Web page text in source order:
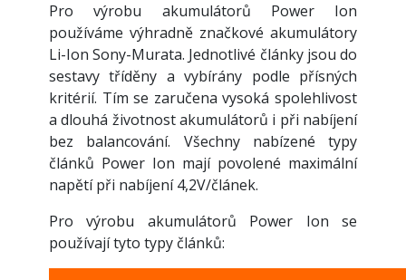
Pro výrobu akumulátorů Power Ion
používáme výhradně značkové akumulátory
Li-Ion Sony-Murata. Jednotlivé články jsou do
sestavy tříděny a vybírány podle přísných
kritérií. Tím se zaručena vysoká spolehlivost
a dlouhá životnost akumulátorů i při nabíjení
bez balancování. Všechny nabízené typy
článků Power Ion mají povolené maximální
napětí při nabíjení 4,2V/článek.
Pro výrobu akumulátorů Power Ion se
používají tyto typy článků: